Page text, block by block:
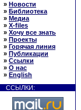
» Новости
» Библиотека
» Медиа
» X-files
» Хочу все знать
» Проекты
» Горячая линия
» Публикации
» Ссылки
» О нас
» English
ССЫЛКИ: